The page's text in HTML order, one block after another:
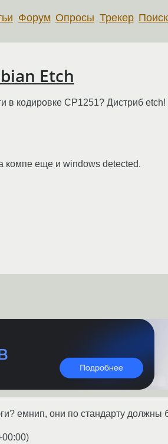
Форум Опросы Трекер Поиск
Etch
в кодировке CP1251? Дистриб etch!
компе еще и windows detected.
емнип, они по стандарту
)